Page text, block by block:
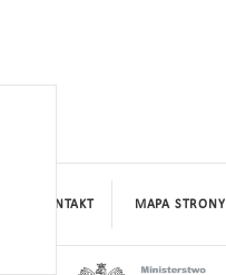
KONTAKT MAPA STRONY